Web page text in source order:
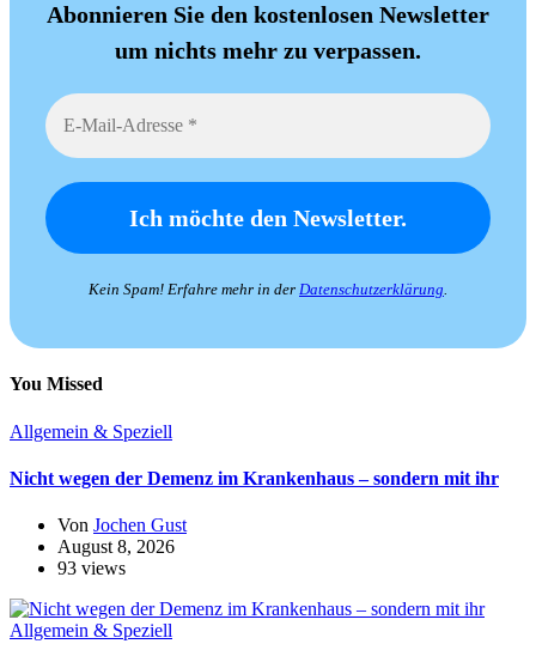
Abonnieren Sie den kostenlosen Newsletter
um nichts mehr zu verpassen.
Kein Spam! Erfahre mehr in der Datenschutzerklärung.
You Missed
Allgemein & Speziell
Nicht wegen der Demenz im Krankenhaus – sondern mit ihr
Von Jochen Gust
August 8, 2026
93 views
Allgemein & Speziell